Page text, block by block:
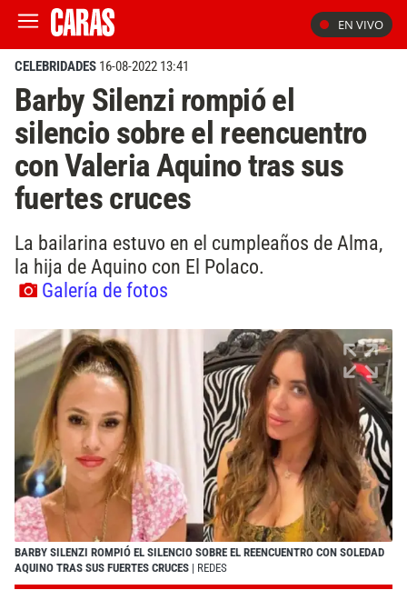
EN VIVO
CELEBRIDADES 16-08-2022 13:41
Barby Silenzi rompió el
silencio sobre el reencuentro
con Valeria Aquino tras sus
fuertes cruces
La bailarina estuvo en el cumpleaños de Alma,
la hija de Aquino con El Polaco.
Galería de fotos
BARBY SILENZI ROMPIÓ EL SILENCIO SOBRE EL REENCUENTRO CON SOLEDAD
AQUINO TRAS SUS FUERTES CRUCES | REDES